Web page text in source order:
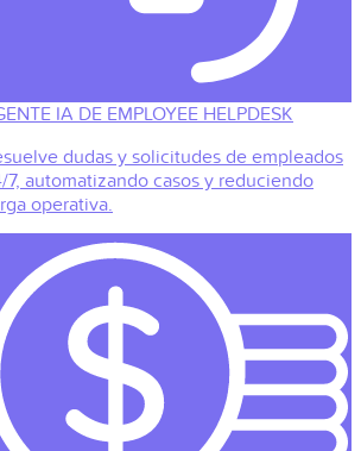
IA DE EMPLOYEE HELPDESK
dudas y solicitudes de empleados
7, automatizando casos y reduciendo
operativa.